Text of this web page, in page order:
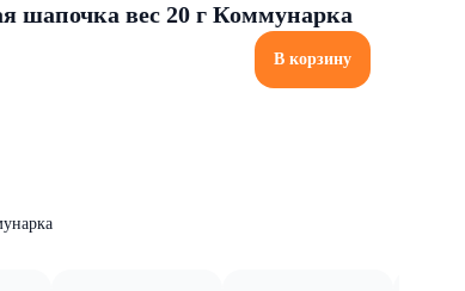
шапочка вес 20 г Коммунарка
В корзину